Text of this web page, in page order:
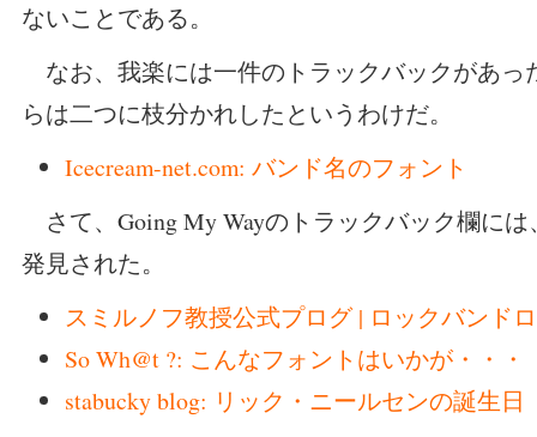
ないことである。
なお、我楽には一件のトラックバックがあっ
らは二つに枝分かれしたというわけだ。
Icecream-net.com: バンド名のフォント
さて、Going My Wayのトラックバック欄に
発見された。
スミルノフ教授公式プログ | ロックバンド
So Wh@t ?: こんなフォントはいかが・・・
stabucky blog: リック・ニールセンの誕生日